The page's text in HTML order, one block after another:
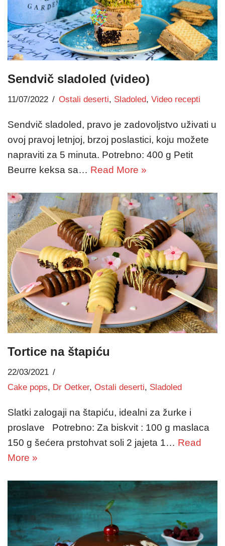
Sendvič sladoled (video)
11/07/2022 Ostali deserti, Sladoled, Video recepti
Sendvič sladoled, pravo je zadovoljstvo uživati u
ovoj pravoj letnjoj, brzoj poslastici, koju možete
napraviti za 5 minuta. Potrebno: 400 g Petit
Beurre keksa sa… Read More »
Tortice na štapiću
22/03/2021
Cake pops, Dr Oetker, Ostali deserti, Sladoled
Slatki zalogaji na štapiću, idealni za žurke i
proslave Potrebno: Za biskvit : 100 g maslaca
150 g šećera prstohvat soli 2 jajeta 1… Read
More »